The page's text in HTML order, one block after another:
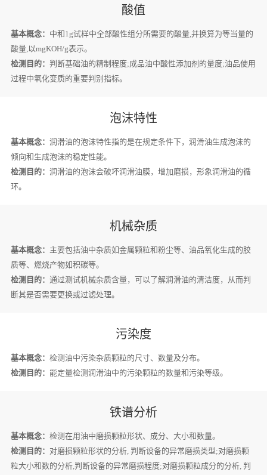
酸值
基本概念： 中和1g试样中全部酸性组分所需要的酸量,并换算为等当量的
酸量,以mgKOH/g表示。
检测目的： 判断基础油的精制程度;成品油中酸性添加剂的量度;油品使用
过程中氧化变质的重要判别指标。
泡沫特性
基本概念： 润滑油的泡沫特性指的是在规定条件下，润滑油生成泡沫的
倾向和生成泡沫的稳定性能。
检测目的： 润滑油的泡沫会破坏润滑油膜，增加磨损，形象润滑油的循
环。
机械杂质
基本概念： 主要包括油中杂质如金属颗粒和粉尘等、油品氧化生成的胶
质等、燃烧产物如积碳等。
检测目的： 通过测试机械杂质含量，可以了解润滑油的清洁度，从而判
断其是否需要更换或过滤处理。
污染度
基本概念： 检测油中污染杂质颗粒的尺寸、数量及分布。
检测目的： 能定量检测润滑油中的污染颗粒的数量和污染等级。
铁谱分析
基本概念： 检测在用油中磨损颗粒形状、成分、大小和数量。
检测目的： 对磨损颗粒形状的分析, 判断设备的异常磨损类型;对磨损颗
粒大小和数的分析,判断设备的异常磨损程度;对磨损颗粒成分的分析, 判